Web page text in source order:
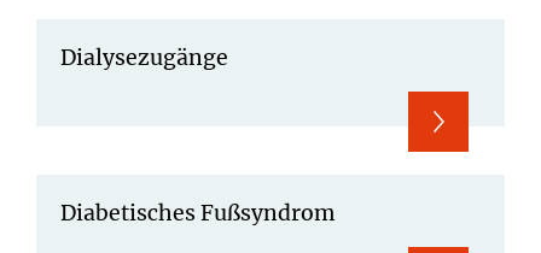
Dialysezugänge
Diabetisches Fußsyndrom